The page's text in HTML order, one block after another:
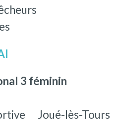
3 féminin
Joué-lès-Tours